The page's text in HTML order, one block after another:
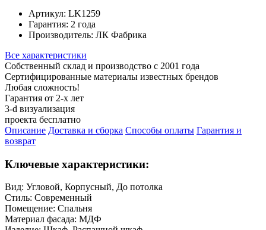
Артикул: LK1259
Гарантия: 2 года
Производитель: ЛК Фабрика
Все характеристики
Собственный склад и производство с 2001 года
Сертифицированные материалы известных брендов
Любая сложность!
Гарантия от 2-х лет
3-d визуализация
проекта бесплатно
Описание Доставка и сборка Способы оплаты Гарантия и
возврат
Ключевые характеристики:
Вид: Угловой, Корпусный, До потолка
Стиль: Современный
Помещение: Спальня
Материал фасада: МДФ